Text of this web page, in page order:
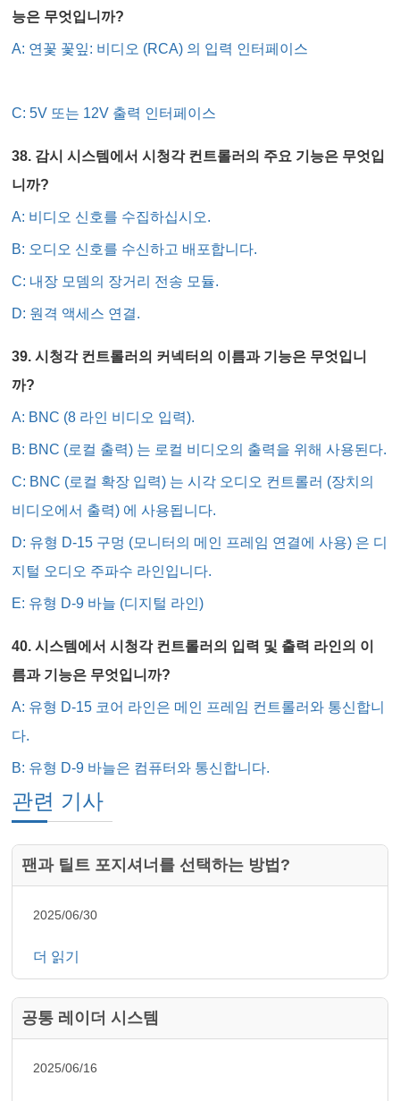
능은 무엇입니까?
A: 연꽃 꽃잎: 비디오 (RCA) 의 입력 인터페이스
C: 5V 또는 12V 출력 인터페이스
38. 감시 시스템에서 시청각 컨트롤러의 주요 기능은 무엇입
니까?
A: 비디오 신호를 수집하십시오.
B: 오디오 신호를 수신하고 배포합니다.
C: 내장 모뎀의 장거리 전송 모듈.
D: 원격 액세스 연결.
39. 시청각 컨트롤러의 커넥터의 이름과 기능은 무엇입니
까?
A: BNC (8 라인 비디오 입력).
B: BNC (로컬 출력) 는 로컬 비디오의 출력을 위해 사용된다.
C: BNC (로컬 확장 입력) 는 시각 오디오 컨트롤러 (장치의
비디오에서 출력) 에 사용됩니다.
D: 유형 D-15 구멍 (모니터의 메인 프레임 연결에 사용) 은 디
지털 오디오 주파수 라인입니다.
E: 유형 D-9 바늘 (디지털 라인)
40. 시스템에서 시청각 컨트롤러의 입력 및 출력 라인의 이
름과 기능은 무엇입니까?
A: 유형 D-15 코어 라인은 메인 프레임 컨트롤러와 통신합니
다.
B: 유형 D-9 바늘은 컴퓨터와 통신합니다.
관련 기사
팬과 틸트 포지셔너를 선택하는 방법?
2025/06/30
더 읽기
공통 레이더 시스템
2025/06/16